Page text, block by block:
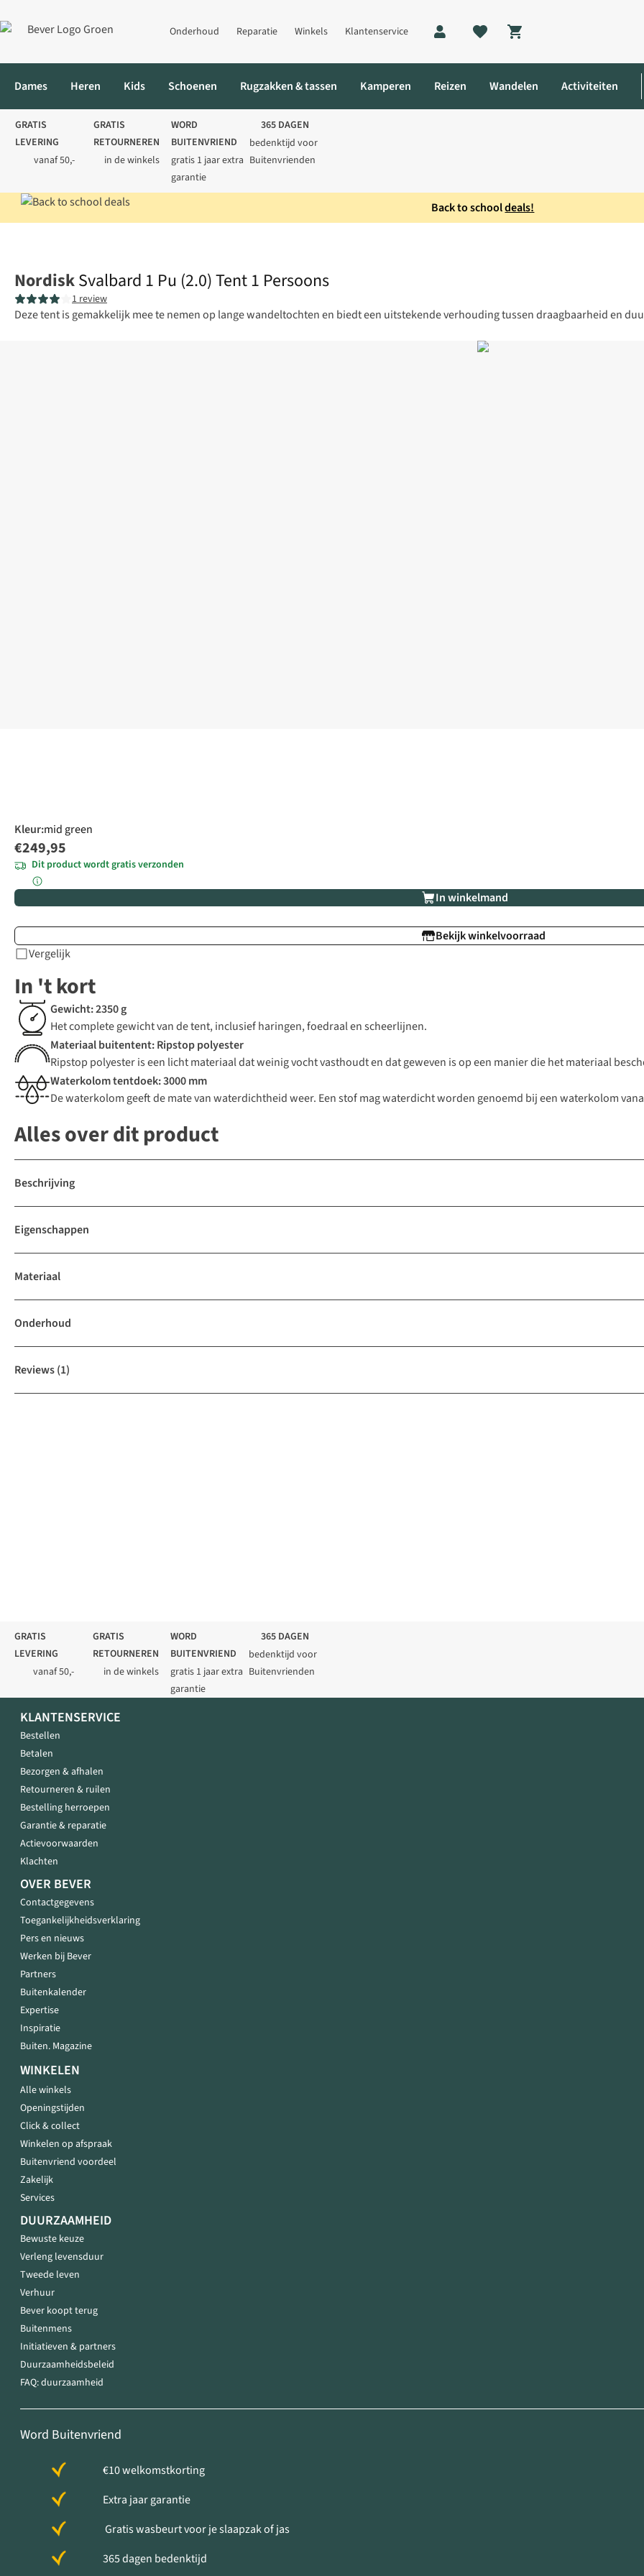
Onderhoud Reparatie Winkels Klantenservice
Shopping cart
Dames Heren Kids Schoenen Rugzakken & tassen Kamperen Reizen Wandelen Activiteiten
GRATIS
LEVERING
vanaf 50,-
GRATIS
RETOURNEREN
in de winkels
WORD
BUITENVRIEND
gratis 1 jaar extra
garantie
365 DAGEN
bedenktijd voor
Buitenvrienden
Back to schooldeals!
NordiskSvalbard 1 Pu (2.0) Tent 1 Persoons
1 review
Deze tent is gemakkelijk mee te nemen op lange wandeltochten en biedt een uitstekende verhouding tussen draagbaarheid en
Kleur:mid green
€249,95
Dit product wordt gratis verzonden
In winkelmand
Bekijk winkelvoorraad
Vergelijk
In 't kort
Gewicht: 2350 g
Het complete gewicht van de tent, inclusief haringen, foedraal en scheerlijnen.
Materiaal buitentent: Ripstop polyester
Ripstop polyester is een licht materiaal dat weinig vocht vasthoudt en dat geweven is op een manier die het materiaal
Waterkolom tentdoek: 3000 mm
De waterkolom geeft de mate van waterdichtheid weer. Een stof mag waterdicht worden genoemd bij een waterkolom
Alles over dit product
Beschrijving
Eigenschappen
Materiaal
Onderhoud
Reviews(1)
GRATIS
LEVERING
vanaf 50,-
GRATIS
RETOURNEREN
in de winkels
WORD
BUITENVRIEND
gratis 1 jaar extra
garantie
365 DAGEN
bedenktijd voor
Buitenvrienden
KLANTENSERVICE
Bestellen
Betalen
Bezorgen & afhalen
Retourneren & ruilen
Bestelling herroepen
Garantie & reparatie
Actievoorwaarden
Klachten
OVER BEVER
Contactgegevens
Toegankelijkheidsverklaring
Pers en nieuws
Werken bij Bever
Partners
Buitenkalender
Expertise
Inspiratie
Buiten. Magazine
WINKELEN
Alle winkels
Openingstijden
Click & collect
Winkelen op afspraak
Buitenvriend voordeel
Zakelijk
Services
DUURZAAMHEID
Bewuste keuze
Verleng levensduur
Tweede leven
Verhuur
Bever koopt terug
Buitenmens
Initiatieven & partners
Duurzaamheidsbeleid
FAQ: duurzaamheid
Word Buitenvriend
€10 welkomstkorting
Extra jaar garantie
Gratis wasbeurt voor je slaapzak of jas
365 dagen bedenktijd